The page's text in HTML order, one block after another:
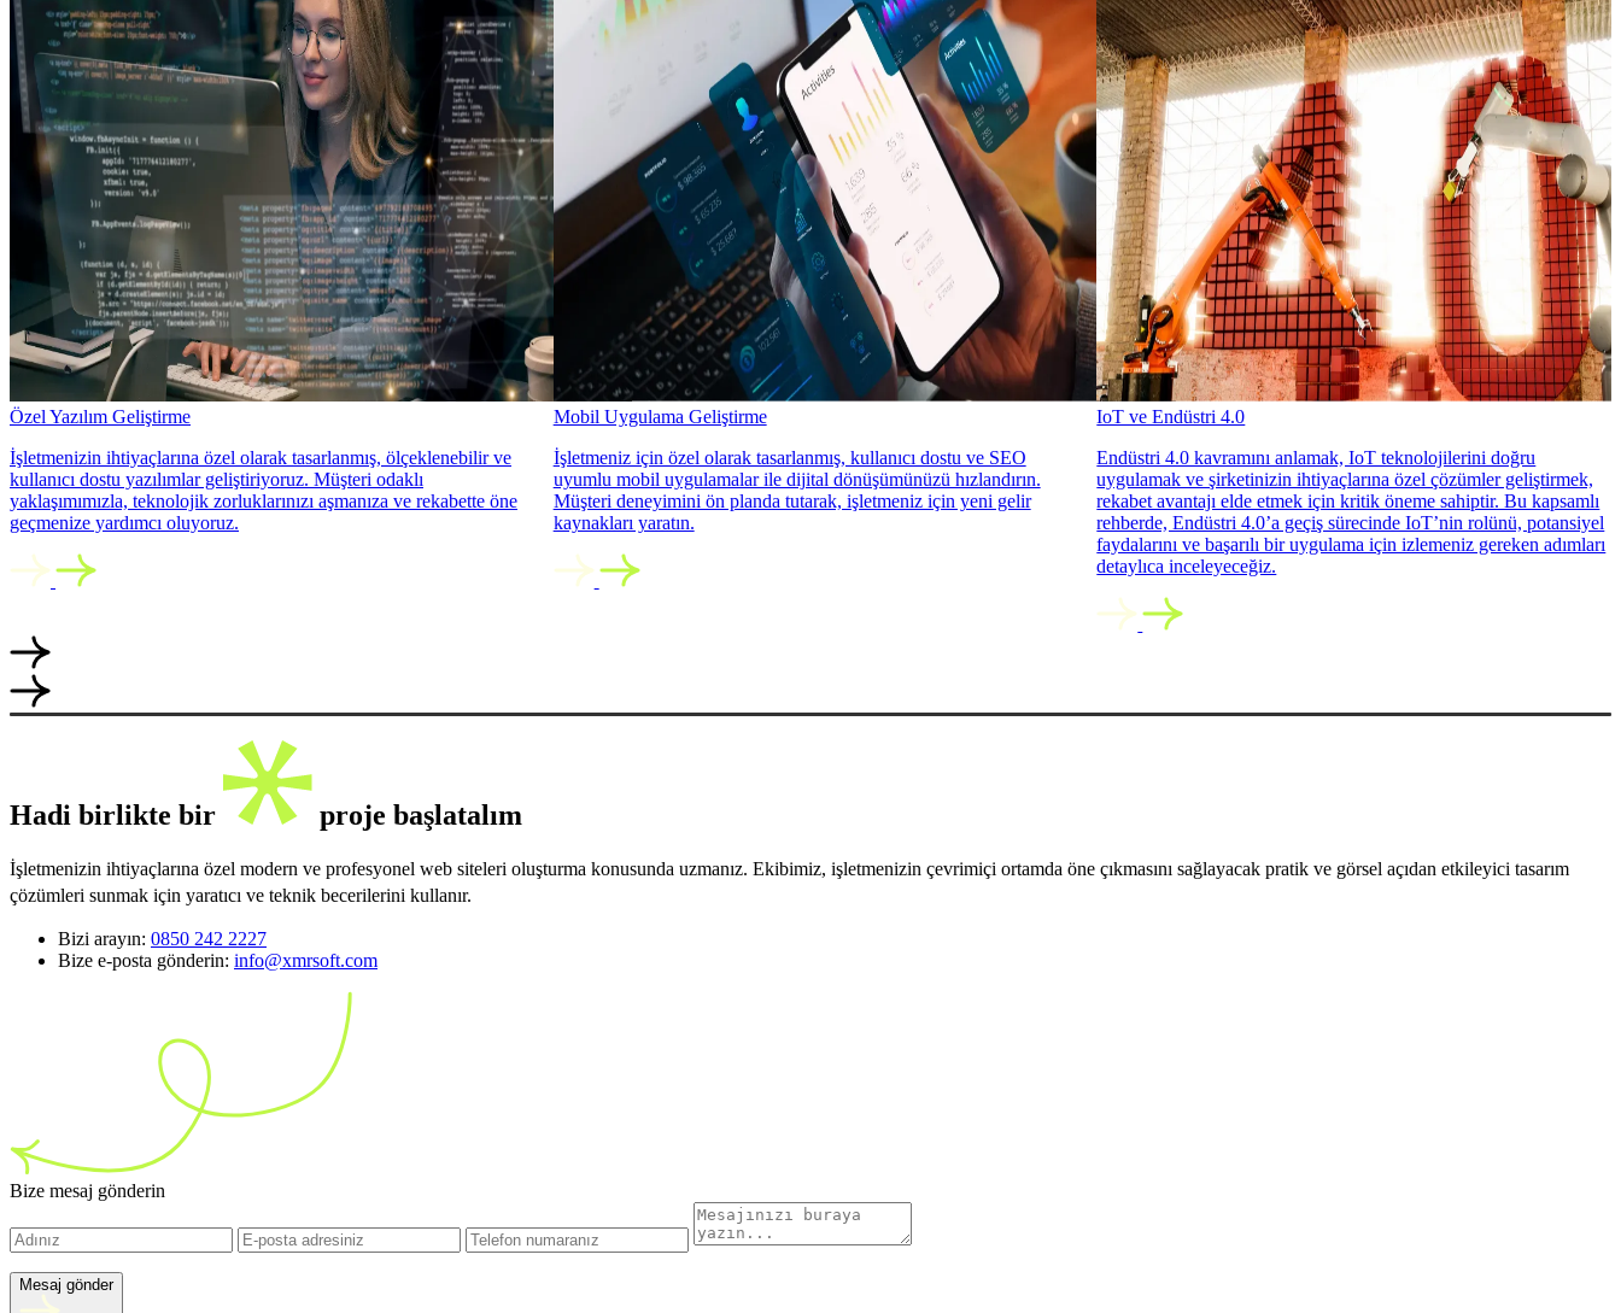
Özel Yazılım Geliştirme
İşletmenizin ihtiyaçlarına özel olarak tasarlanmış, ölçeklenebilir ve
kullanıcı dostu yazılımlar geliştiriyoruz. Müşteri odaklı
yaklaşımımızla, teknolojik zorluklarınızı aşmanıza ve rekabette öne
geçmenize yardımcı oluyoruz.
Mobil Uygulama Geliştirme
İşletmeniz için özel olarak tasarlanmış, kullanıcı dostu ve SEO
uyumlu mobil uygulamalar ile dijital dönüşümünüzü hızlandırın.
Müşteri deneyimini ön planda tutarak, işletmeniz için yeni gelir
kaynakları yaratın.
IoT ve Endüstri 4.0
Endüstri 4.0 kavramını anlamak, IoT teknolojilerini doğru
uygulamak ve şirketinizin ihtiyaçlarına özel çözümler geliştirmek,
rekabet avantajı elde etmek için kritik öneme sahiptir. Bu kapsamlı
rehberde, Endüstri 4.0’a geçiş sürecinde IoT’nin rolünü, potansiyel
faydalarını ve başarılı bir uygulama için izlemeniz gereken adımları
detaylıca inceleyeceğiz.
Hadi birlikte bir proje başlatalım
İşletmenizin ihtiyaçlarına özel modern ve profesyonel web siteleri oluşturma konusunda uzmanız. Ekibimiz, işletmenizin çevrimiçi ortamda öne çıkmasını sağlayacak pratik ve görsel açıdan etkileyici tasarım
çözümleri sunmak için yaratıcı ve teknik becerilerini kullanır.
Bizi arayın: 0850 242 2227
Bize e-posta gönderin: info@xmrsoft.com
Bize mesaj gönderin
Mesaj gönder